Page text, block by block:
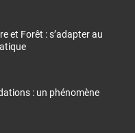
et Forêt : s’adapter au
: un phénomène